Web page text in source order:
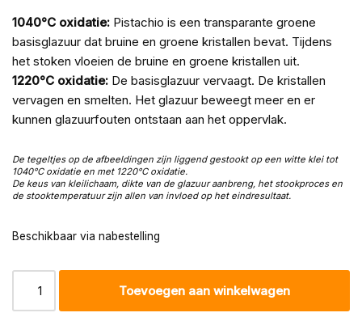
1040°C oxidatie: Pistachio is een transparante groene
basisglazuur dat bruine en groene kristallen bevat. Tijdens
het stoken vloeien de bruine en groene kristallen uit.
1220°C oxidatie: De basisglazuur vervaagt. De kristallen
vervagen en smelten. Het glazuur beweegt meer en er
kunnen glazuurfouten ontstaan aan het oppervlak.
De tegeltjes op de afbeeldingen zijn liggend gestookt op een witte klei tot
1040°C oxidatie en met 1220°C oxidatie.
De keus van kleilichaam, dikte van de glazuur aanbreng, het stookproces en
de stooktemperatuur zijn allen van invloed op het eindresultaat.
Beschikbaar via nabestelling
Toevoegen aan winkelwagen